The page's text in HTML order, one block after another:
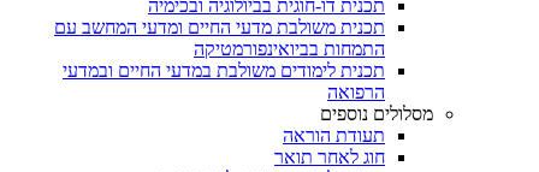
תכנית דו-חוגית בביולוגיה ובכימיה
תכנית משולבת מדעי החיים ומדעי המחשב עם
התמחות בביואינפורמטיקה
תכנית לימודים משולבת במדעי החיים ובמדעי
הרפואה
מסלולים נוספים
תעודת הוראה
חוג לאחר תואר